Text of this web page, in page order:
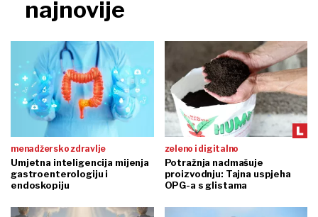
najnovije
menadžersko zdravlje
Umjetna inteligencija mijenja
gastroenterologiju i
endoskopiju
zeleno i digitalno
Potražnja nadmašuje
proizvodnju: Tajna uspjeha
OPG-a s glistama